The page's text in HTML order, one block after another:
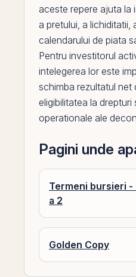
aceste repere ajuta la
a pretului, a lichiditatii,
calendarului de piata
Pentru investitorul
intelegerea lor este
schimba rezultatul net
eligibilitatea la drepturi
operationale ale
Pagini unde
Termeni bursieri
a 2
Golden Copy